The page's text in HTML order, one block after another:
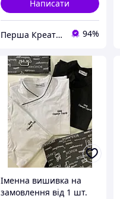
Написати
Перша Креативна Мануфактура PERFECTUS - Виробництво одягу і декору з 3D принтами на замовлення 94%
Іменна вишивка на
замовлення від 1 шт.